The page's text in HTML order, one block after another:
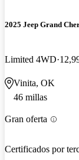
2025 Jeep Grand
Limited 4WD
Vinita, OK
46 millas
Gran oferta
Certificados por